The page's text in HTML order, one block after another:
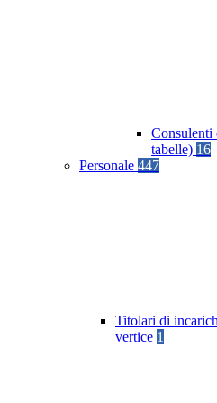
Consulenti
tabelle) 16
Personale 447
Titolari di
vertice 1